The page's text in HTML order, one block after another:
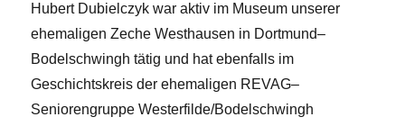
Hubert Dubielczyk war aktiv im Museum unserer
ehemaligen Zeche Westhausen in Dortmund–
Bodelschwingh tätig und hat ebenfalls im
Geschichtskreis der ehemaligen REVAG–
Seniorengruppe Westerfilde/Bodelschwingh